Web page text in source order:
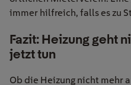
immer hilfreich, falls es zu
Fazit: Heizung geht
jetzt tun
Ob die Heizung nicht mehr